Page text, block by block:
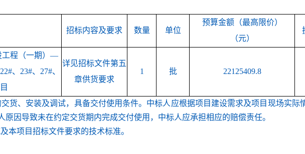
招标内容及要求 数量 单位
预算金额 （最高限价）
（元）
程（一期） —
、23#、27#、
详见招标文件第五
章供货要求
1 批 22125409.8
货、安装及调试，具备交付使用条件。中标人应根据项目建设需求及项目现场实际
因导致未在约定交货期内完成交付使用，中标人应承担相应的赔偿责任。
本项目招标文件要求的技术标准。